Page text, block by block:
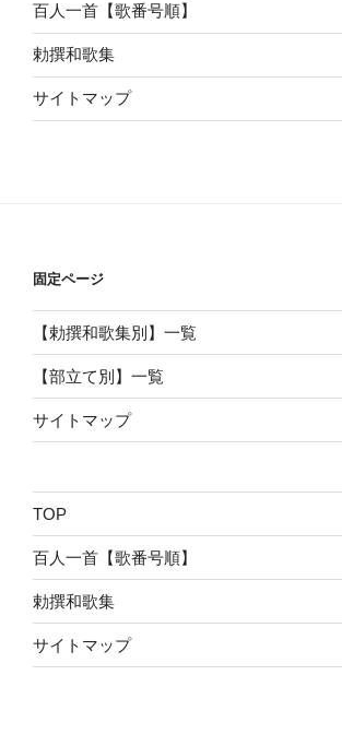
百人一首【歌番号順】
勅撰和歌集
サイトマップ
固定ページ
【勅撰和歌集別】一覧
【部立て別】一覧
サイトマップ
TOP
百人一首【歌番号順】
勅撰和歌集
サイトマップ